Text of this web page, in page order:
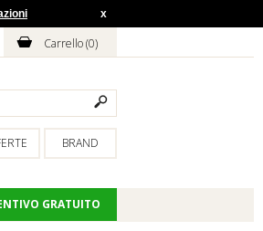
H Carrello (0)
BRAND
GRATUITO
x